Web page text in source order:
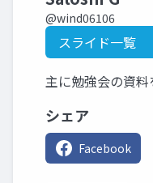
@wind06106
スライド一覧
主に勉強会の資料
シェア
Facebook